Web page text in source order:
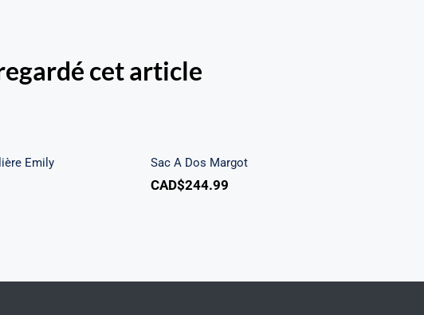
cet article
Emily Sac A Dos Margot
CAD$244.99